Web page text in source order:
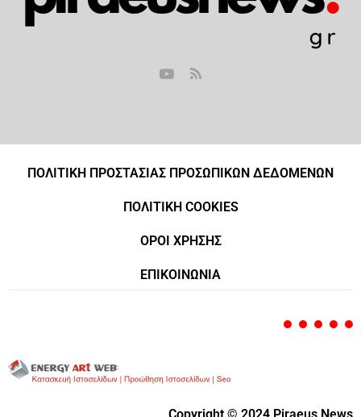
ΠΟΛΙΤΙΚΗ ΠΡΟΣΤΑΣΙΑΣ ΠΡΟΣΩΠΙΚΩΝ ΔΕΔΟΜΕΝΩΝ
ΠΟΛΙΤΙΚΗ COOKIES
ΟΡΟΙ ΧΡΗΣΗΣ
ΕΠΙΚΟΙΝΩΝΙΑ